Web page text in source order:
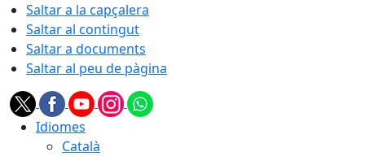
Saltar a la capçalera
Saltar al contingut
Saltar a documents
Saltar al peu de pàgina
Idiomes
Català